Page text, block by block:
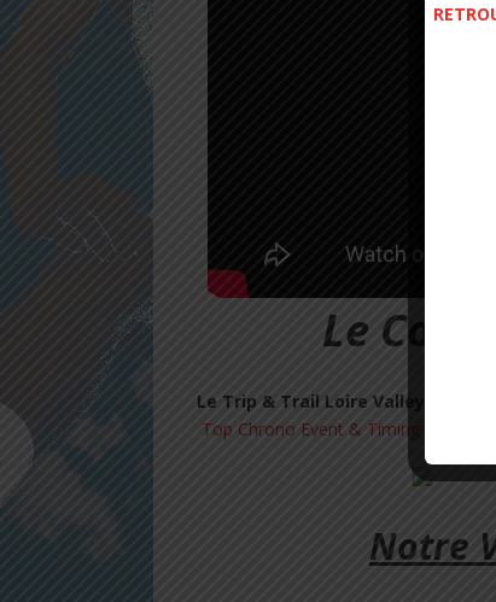
Le
Le Trip & Trail Loire Valley
Top Chrono Event & Timing
Notre